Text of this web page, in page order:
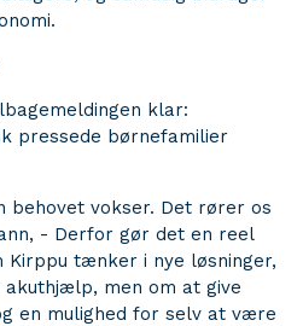
klar:
pressede børnefamilier
behovet vokser. Det rører os
- Derfor gør det en reel
tænker i nye løsninger,
men om at give
en mulighed for selv at være